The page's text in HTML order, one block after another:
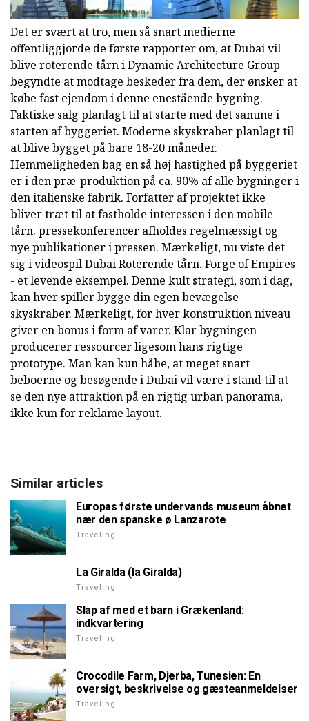
Det er svært at tro, men så snart medierne
offentliggjorde de første rapporter om, at Dubai vil
blive roterende tårn i Dynamic Architecture Group
begyndte at modtage beskeder fra dem, der ønsker at
købe fast ejendom i denne enestående bygning.
Faktiske salg planlagt til at starte med det samme i
starten af byggeriet. Moderne skyskraber planlagt til
at blive bygget på bare 18-20 måneder.
Hemmeligheden bag en så høj hastighed på byggeriet
er i den præ-produktion på ca. 90% af alle bygninger i
den italienske fabrik. Forfatter af projektet ikke
bliver træt til at fastholde interessen i den mobile
tårn. pressekonferencer afholdes regelmæssigt og
nye publikationer i pressen. Mærkeligt, nu viste det
sig i videospil Dubai Roterende tårn. Forge of Empires
- et levende eksempel. Denne kult strategi, som i dag,
kan hver spiller bygge din egen bevægelse
skyskraber. Mærkeligt, for hver konstruktion niveau
giver en bonus i form af varer. Klar bygningen
producerer ressourcer ligesom hans rigtige
prototype. Man kan kun håbe, at meget snart
beboerne og besøgende i Dubai vil være i stand til at
se den nye attraktion på en rigtig urban panorama,
ikke kun for reklame layout.
Similar articles
Europas første undervands museum åbnet
nær den spanske ø Lanzarote
Traveling
La Giralda (la Giralda)
Traveling
Slap af med et barn i Grækenland:
indkvartering
Traveling
Crocodile Farm, Djerba, Tunesien: En
oversigt, beskrivelse og gæsteanmeldelser
Traveling